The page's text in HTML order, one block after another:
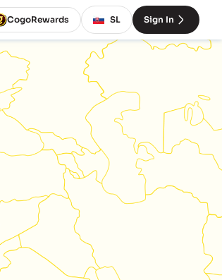
CogoRewards SL Sign In